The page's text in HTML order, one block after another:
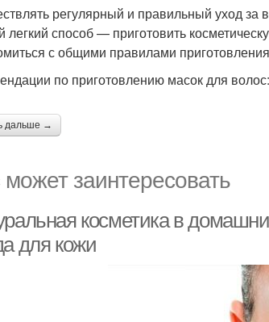
регулярный и правильный уход
способ — приготовить
с общими правилами
по приготовлению масок для волос:
дальше →
заинтересовать
косметика в
для кожи